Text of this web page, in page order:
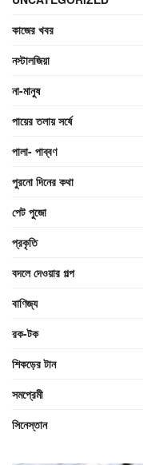
কাজের খবর
নস্টালজিয়া
না-মানুষ
পায়ের তলায় সর্ষে
পালা- পাব্বণ
পুরনো দিনের কথা
পেট পুজো
প্রকৃতি
বদলে দেওয়ার গল্প
বাণিজ্য
রক-টক
শিকড়ের টান
সমপ্রেমী
সিনেস্তান